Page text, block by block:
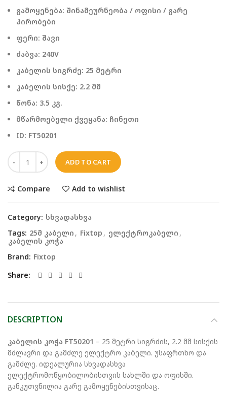
გამოყენება: შინამეურნეობა / ოფისი / გარე
პირობები
ფერი: შავი
ძაბვა: 240V
კაბელის სიგრძე: 25 მეტრი
კაბელის სისქე: 2.2 მმ
წონა: 3.5 კგ.
მწარმოებელი ქვეყანა: ჩინეთი
ID: FT50201
ADD TO CART
Compare Add to wishlist
Category: სხვადასხვა
Tags: 25მ კაბელი , Fixtop , ელექტროკაბელი ,
კაბელის კოჭა
Brand: Fixtop
Share
DESCRIPTION
კაბელის კოჭა FT50201 – 25 მეტრი სიგრძის, 2.2 მმ სისქის
მძლავრი და გამძლე ელექტრო კაბელი. უსაფრთხო და
გამძლე. იდეალურია სხვადასხვა
ელექტრომოწყობილობისთვის სახლში და ოფისში.
განკუთვნილია გარე გამოყენებისთვისაც.